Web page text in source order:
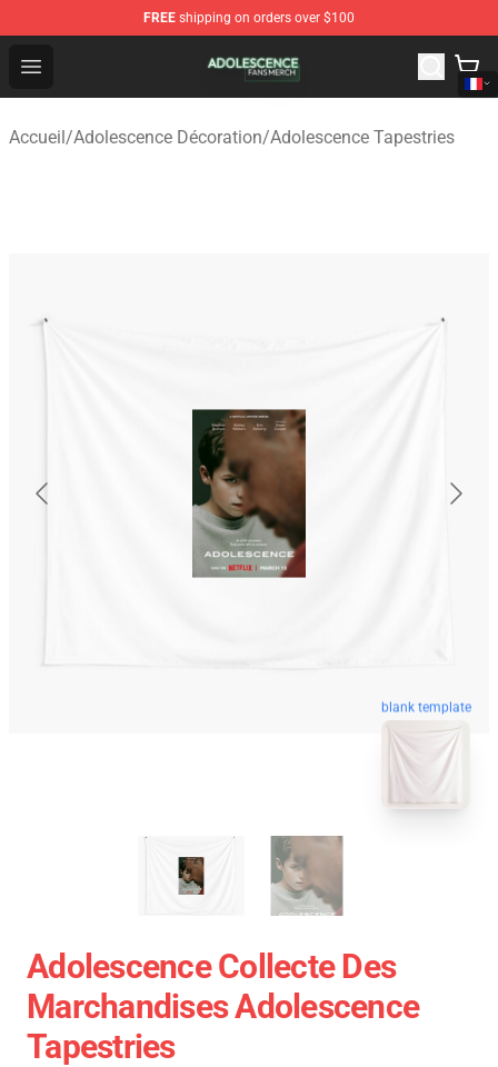
FREE shipping on orders over $100
Open menu
Adolescence Shop - Official Adolescence Merchandise
Accueil/Adolescence Décoration/Adolescence Tapestries
blank template
Adolescence Collecte Des
Marchandises Adolescence
Tapestries